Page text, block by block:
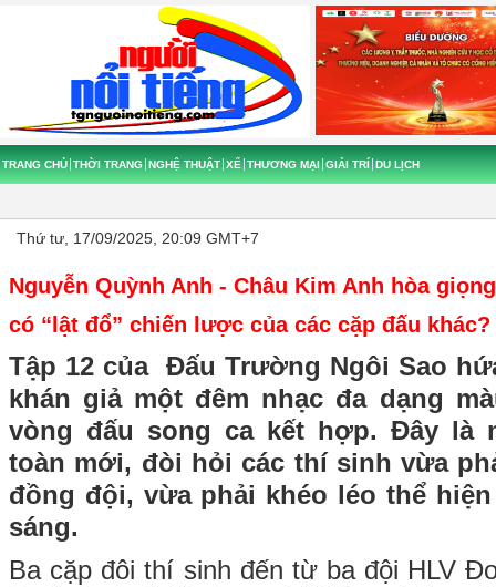
TRANG CHỦ THỜI TRANG NGHỆ THUẬT XẾ THƯƠNG MẠI GIẢI TRÍ DU LỊCH
Thứ tư, 17/09/2025, 20:09 GMT+7
Nguyễn Quỳnh Anh - Châu Kim Anh hòa
có “lật đổ” chiến lược của các cặp đấu khác?
Tập 12 của Đấu Trường Ngôi Sao
khán giả một đêm nhạc đa dạng
vòng đấu song ca kết hợp. Đây là
toàn mới, đòi hỏi các thí sinh vừa
đồng đội, vừa phải khéo léo thể
sáng.
Ba cặp đôi thí sinh đến từ ba đội HLV